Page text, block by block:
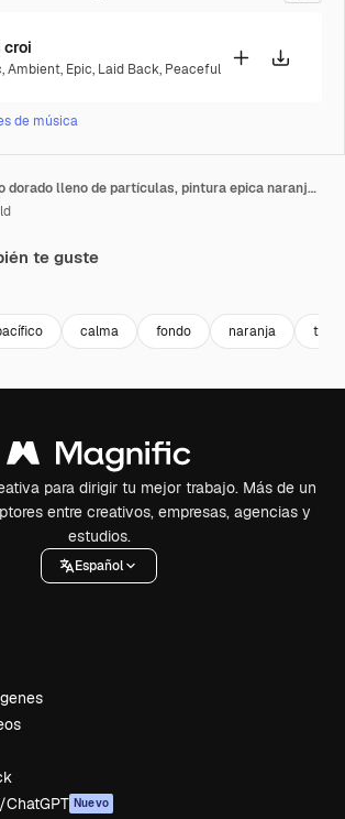
croi
,Ambient, Epic, Laid Back, Peaceful
de música
Humo líquido dorado lleno de partículas, pintura epica naranja abstracta visual en cámara lenta brillante
te guste
calma fondo naranja
para dirigir tu mejor trabajo. Más de un
entre creativos, empresas, agencias y
estudios.
Español
Nuevo